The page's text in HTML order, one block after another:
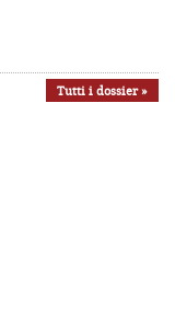
Tutti i dossier »